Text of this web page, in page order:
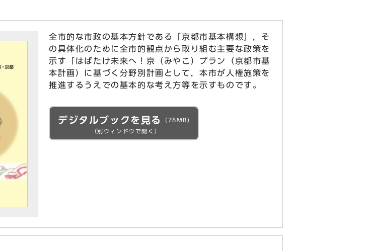
全市的な市政の基本方針である「京都市基本構想」，そ
の具体化のために全市的観点から取り組む主要な政策を
示す「はばたけ未来へ！京（みやこ）プラン（京都市基
本計画）に基づく分野別計画として，本市が人権施策を
推進するうえでの基本的な考え方等を示すものです。
デジタルブックを見る
（78MB）
（別ウィンドウで開く）